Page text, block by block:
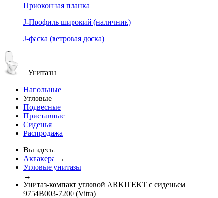
Приоконная планка
J-Профиль широкий (наличник)
J-фаска (ветровая доска)
Унитазы
Напольные
Угловые
Подвесные
Приставные
Сиденья
Распродажа
Вы здесь:
Аквакера →
Угловые унитазы
→
Унитаз-компакт угловой ARKITEKT с сиденьем
9754B003-7200 (Vitra)